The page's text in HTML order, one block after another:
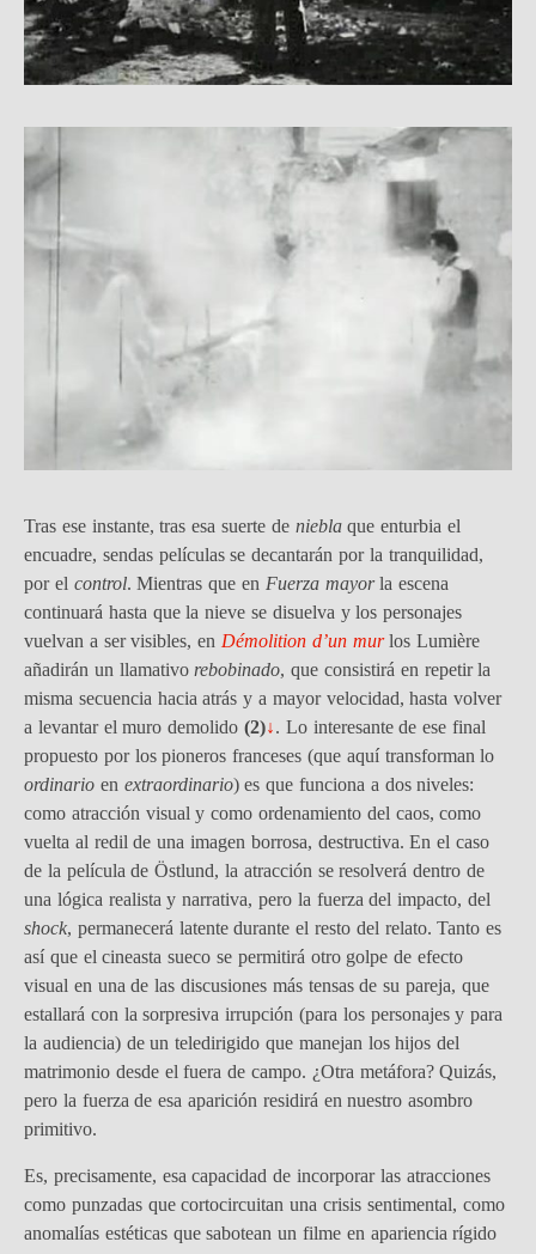
Tras ese instante, tras esa suerte de nieblaque enturbia el
encuadre, sendas películas se decantarán por la tranquilidad,
por el control. Mientras que en Fuerza mayorla escena
continuará hasta que la nieve se disuelva y los personajes
vuelvan a ser visibles, en Démolition d’un murlos Lumière
añadirán un llamativo rebobinado, que consistirá en repetir la
misma secuencia hacia atrás y a mayor velocidad, hasta volver
a levantar el muro demolido(2)↓. Lo interesante de ese final
propuesto por los pioneros franceses (que aquí transforman lo
ordinario en extraordinario) es que funciona a dos niveles:
como atracción visual y como ordenamiento del caos, como
vuelta al redil de una imagen borrosa, destructiva. En el caso
de la película de Östlund, la atracción se resolverá dentro de
una lógica realista y narrativa, pero la fuerza del impacto, del
shock, permanecerá latente durante el resto del relato. Tanto es
así que el cineasta sueco se permitirá otro golpe de efecto
visual en una de las discusiones más tensas de su pareja, que
estallará con la sorpresiva irrupción (para los personajes y para
la audiencia) de un teledirigido que manejan los hijos del
matrimonio desde el fuera de campo. ¿Otra metáfora? Quizás,
pero la fuerza de esa aparición residirá en nuestro asombro
primitivo.
Es, precisamente, esa capacidad de incorporar las atracciones
como punzadas que cortocircuitan una crisis sentimental, como
anomalías estéticas que sabotean un filme en apariencia rígido